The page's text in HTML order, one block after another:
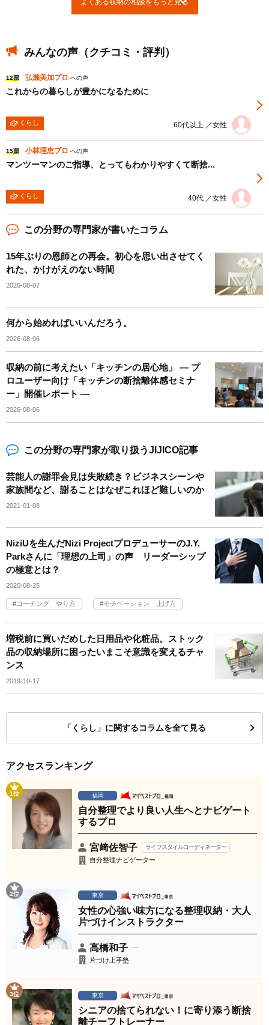
みんなの声（クチコミ・評判）
12票 弘瀨美加プロ への声
これからの暮らしが豊かになるために
くらし 60代以上 ／女性
15票 小林理恵プロ への声
マンツーマンのご指導、とってもわかりやすくて断捨...
くらし 40代 ／女性
この分野の専門家が書いたコラム
15年ぶりの恩師との再会。初心を思い出させてく
れた、かけがえのない時間
2026-08-07
何から始めればいいんだろう。
2026-08-06
収納の前に考えたい「キッチンの居心地」 ― プ
ロユーザー向け「キッチンの断捨離体感セミナ
ー」開催レポート ―
2026-08-06
この分野の専門家が取り扱うJIJICO記事
芸能人の謝罪会見は失敗続き？ビジネスシーンや
家族間など、謝ることはなぜこれほど難しいのか
2021-01-08
NiziUを生んだNizi ProjectプロデューサーのJ.Y.
Parkさんに「理想の上司」の声 リーダーシップ
の極意とは？
2020-08-25
コーチング やり方 モチベーション 上げ方
増税前に買いだめした日用品や化粧品。ストック
品の収納場所に困ったいまこそ意識を変えるチャ
ンス
2019-10-17
「くらし」に関するコラムを全て見る
アクセスランキング
1位 福岡
自分整理でより良い人生へとナビゲート
するプロ
宮﨑佐智子 ライフスタイルコーディネーター
自分整理ナビゲーター
2位 東京
女性の心強い味方になる整理収納・大人
片づけインストラクター
高橋和子
片づけ上手塾
3位 東京
シニアの捨てられない！に寄り添う断捨
離チーフトレーナー